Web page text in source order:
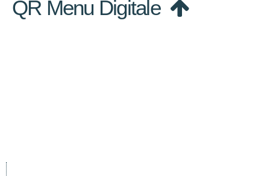
QR Menu Digitale